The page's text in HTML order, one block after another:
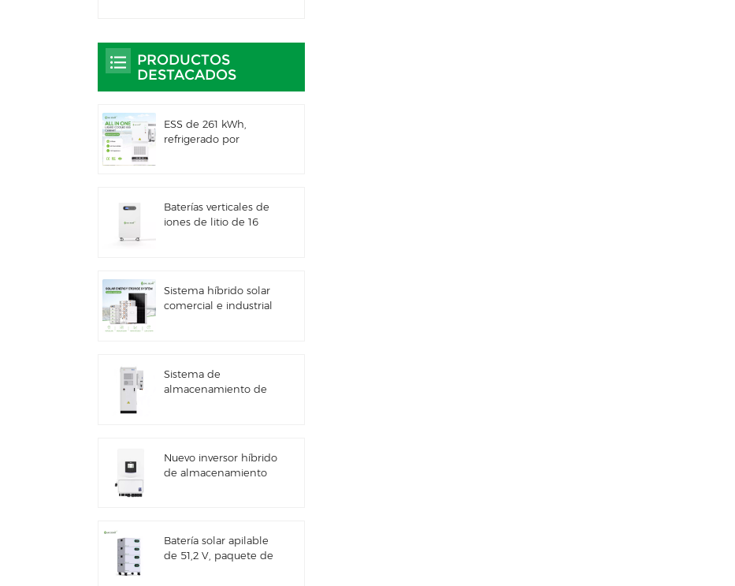
PRODUCTOS
DESTACADOS
ESS de 261 kWh,
refrigerado por
Baterías verticales de
iones de litio de 16
Sistema híbrido solar
comercial e industrial
Sistema de
almacenamiento de
gabinete para baterías
de litio de 60 kWh,
Nuevo inversor híbrido
de almacenamiento
Batería solar apilable
de 51,2 V, paquete de